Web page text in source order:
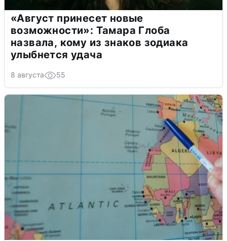
«Август принесет новые
возможности»: Тамара Глоба
назвала, кому из знаков зодиака
улыбнется удача
8 августа 55